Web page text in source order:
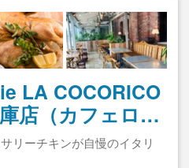
LA COCORICO
店（カフェロ…
リーチキンが自慢のイタリ